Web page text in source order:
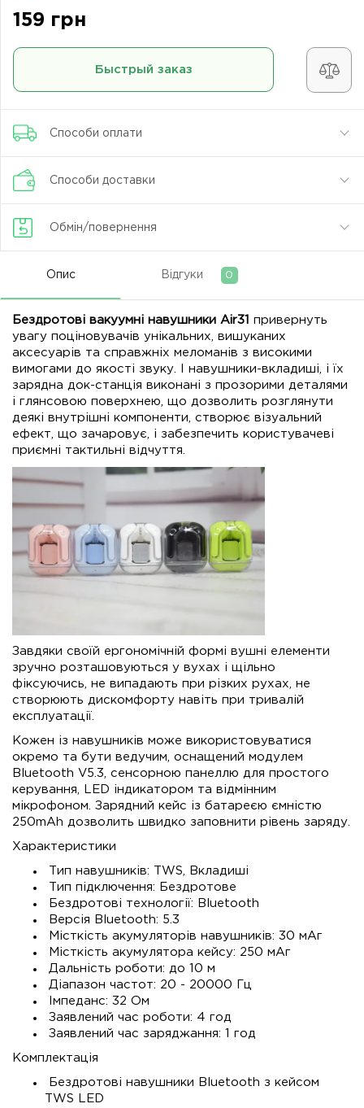
159 грн
Быстрый заказ
Способи оплати
Способи доставки
Обмін/повернення
Опис Відгуки 0
Бездротові вакуумні навушники Air31
привернуть
увагу поціновувачів унікальних, вишуканих
аксесуарів та справжніх меломанів з високими
вимогами до якості звуку. І навушники-вкладиші, і їх
зарядна док-станція виконані з прозорими деталями
і глянсовою поверхнею, що дозволить розглянути
деякі внутрішні компоненти, створює візуальний
ефект, що зачаровує, і забезпечить користувачеві
приємні тактильні відчуття.
Завдяки своїй ергономічній формі вушні елементи
зручно розташовуються у вухах і щільно
фіксуючись, не випадають при різких рухах, не
створюють дискомфорту навіть при тривалій
експлуатації.
Кожен із навушників може використовуватися
окремо та бути ведучим, оснащений модулем
Bluetooth V5.3, сенсорною панеллю для простого
керування, LED індикатором та відмінним
мікрофоном. Зарядний кейс із батареєю ємністю
250mAh дозволить швидко заповнити рівень заряду.
Характеристики
Тип навушників: TWS, Вкладиші
Тип підключення: Бездротове
Бездротові технології: Bluetooth
Версія Bluetooth: 5.3
Місткість акумуляторів навушників: 30 мАг
Місткість акумулятора кейсу: 250 мАг
Дальність роботи: до 10 м
Діапазон частот: 20 - 20000 Гц
Імпеданс: 32 Ом
Заявлений час роботи: 4 год
Заявлений час заряджання: 1 год
Комплектація
Бездротові навушники Bluetooth з кейсом
TWS LED